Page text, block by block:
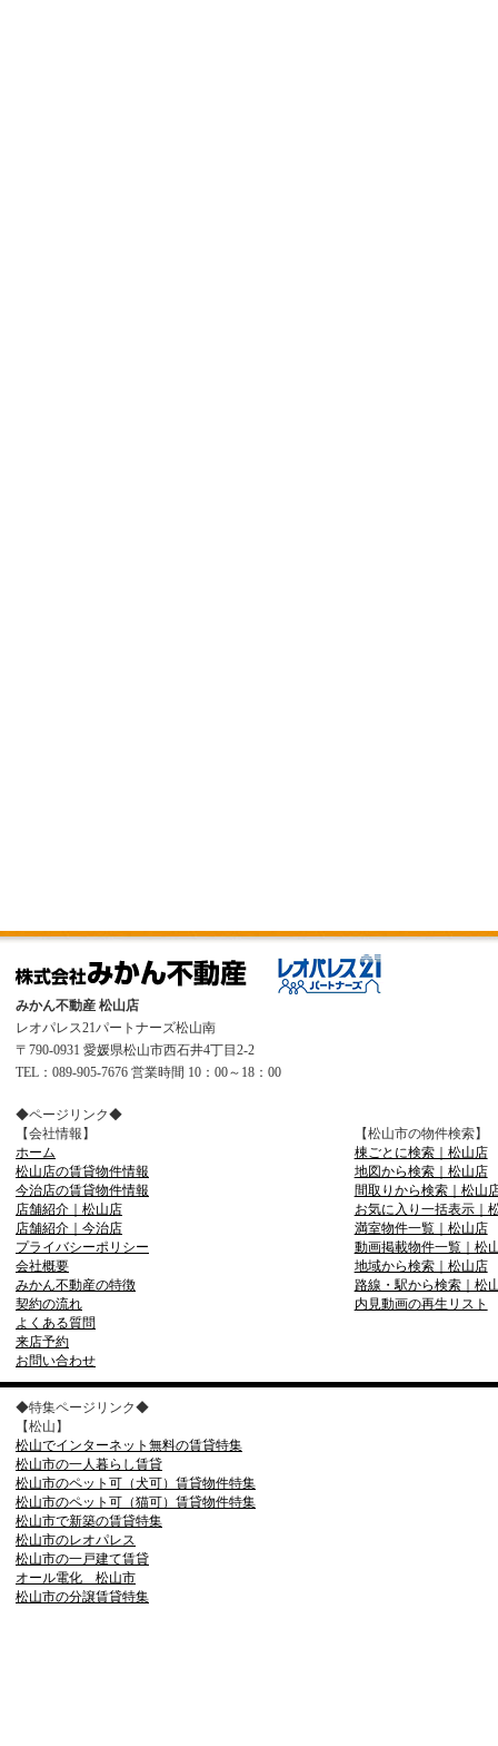
みかん不動産 松山店
レオパレス21パートナーズ松山南
〒790-0931 愛媛県松山市西石井4丁目2-2
TEL：089-905-7676 営業時間 10：00～18：00
◆ページリンク◆
【会社情報】
ホーム
松山店の賃貸物件情報
今治店の賃貸物件情報
店舗紹介｜松山店
店舗紹介｜今治店
プライバシーポリシー
会社概要
みかん不動産の特徴
契約の流れ
よくある質問
来店予約
お問い合わせ
【松山市の物件検索】
棟ごとに検索｜松山店
地図から検索｜松山店
間取りから検索｜松山
お気に入り一括表示｜
満室物件一覧｜松山店
動画掲載物件一覧｜松
地域から検索｜松山店
路線・駅から検索｜松
内見動画の再生リスト
◆特集ページリンク◆
【松山】
松山でインターネット無料の賃貸特集
松山市の一人暮らし賃貸
松山市のペット可（犬可）賃貸物件特集
松山市のペット可（猫可）賃貸物件特集
松山市で新築の賃貸特集
松山市のレオパレス
松山市の一戸建て賃貸
オール電化 松山市
松山市の分譲賃貸特集